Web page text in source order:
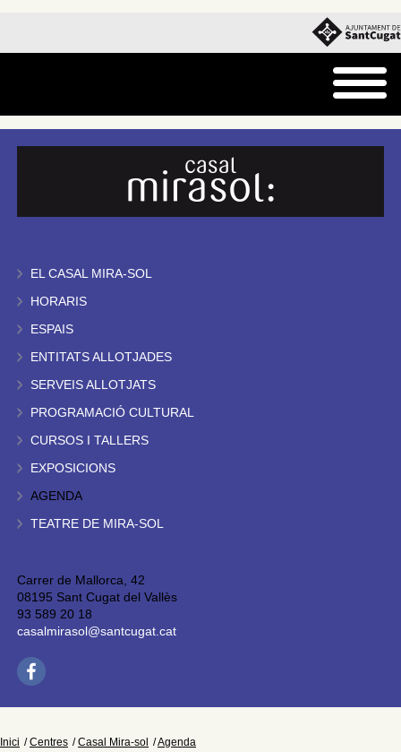
EL CASAL MIRA-SOL
HORARIS
ESPAIS
ENTITATS ALLOTJADES
SERVEIS ALLOTJATS
PROGRAMACIÓ CULTURAL
CURSOS I TALLERS
EXPOSICIONS
AGENDA
TEATRE DE MIRA-SOL
Carrer de Mallorca, 42
08195 Sant Cugat del Vallès
93 589 20 18
casalmirasol@santcugat.cat
Inici Centres Casal Mira-sol Agenda